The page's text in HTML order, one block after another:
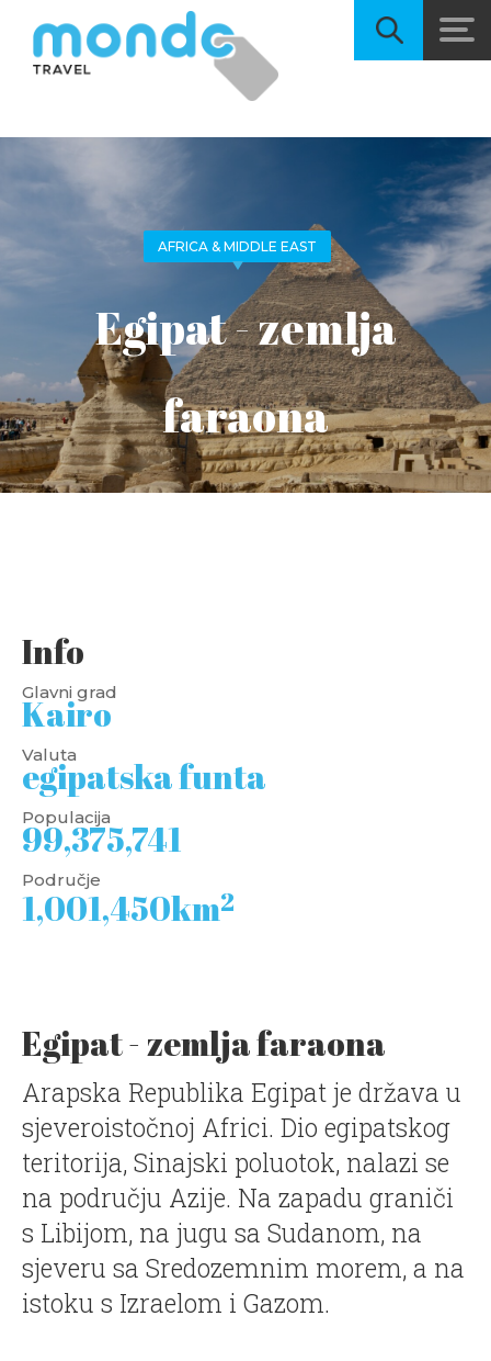
AFRICA & MIDDLE EAST
Egipat - zemlja
faraona
Info
Glavni grad
Kairo
Valuta
egipatska funta
Populacija
99,375,741
Područje
1,001,450km2
Egipat - zemlja faraona
Arapska Republika Egipat je država u
sjeveroistočnoj Africi. Dio egipatskog
teritorija, Sinajski poluotok, nalazi se
na području Azije. Na zapadu graniči
s Libijom, na jugu sa Sudanom, na
sjeveru sa Sredozemnim morem, a na
istoku s Izraelom i Gazom.